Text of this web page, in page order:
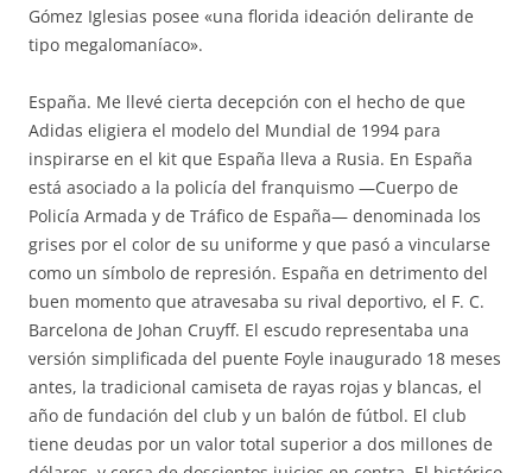
Gómez Iglesias posee «una florida ideación delirante de
tipo megalomaníaco».
España. Me llevé cierta decepción con el hecho de que
Adidas eligiera el modelo del Mundial de 1994 para
inspirarse en el kit que España lleva a Rusia. En España
está asociado a la policía del franquismo —Cuerpo de
Policía Armada y de Tráfico de España— denominada los
grises por el color de su uniforme y que pasó a vincularse
como un símbolo de represión. España en detrimento del
buen momento que atravesaba su rival deportivo, el F. C.
Barcelona de Johan Cruyff. El escudo representaba una
versión simplificada del puente Foyle inaugurado 18 meses
antes, la tradicional camiseta de rayas rojas y blancas, el
año de fundación del club y un balón de fútbol. El club
tiene deudas por un valor total superior a dos millones de